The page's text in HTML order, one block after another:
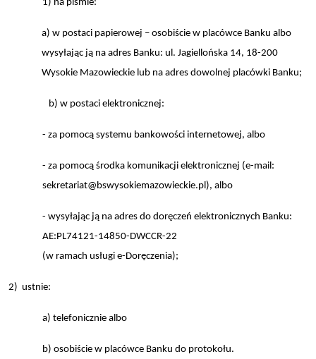
1) na piśmie:
a) w postaci papierowej – osobiście w placówce Banku albo
wysyłając ją na adres Banku: ul. Jagiellońska 14, 18-200
Wysokie Mazowieckie lub na adres dowolnej placówki Banku;
b) w postaci elektronicznej:
- za pomocą systemu bankowości internetowej, albo
- za pomocą środka komunikacji elektronicznej (e-mail:
sekretariat@bswysokiemazowieckie.pl), albo
- wysyłając ją na adres do doręczeń elektronicznych Banku:
AE:PL74121-14850-DWCCR-22
(w ramach usługi e-Doręczenia);
2) ustnie:
a) telefonicznie albo
b) osobiście w placówce Banku do protokołu.